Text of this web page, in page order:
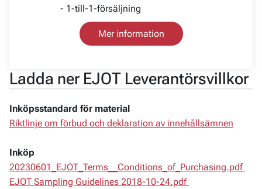
- 1-till-1-försäljning
Mer information
Ladda ner EJOT Leverantörsvillkor
Inköpsstandard för material
Riktlinje om förbud och deklaration av innehållsämnen
Inköp
20230601_EJOT_Terms__Conditions_of_Purchasing.pdf
EJOT Sampling Guidelines 2018-10-24.pdf